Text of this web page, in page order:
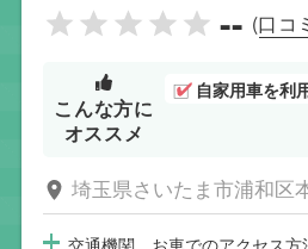
-- (口コ
こんな方に
オススメ
自家用車を利
埼玉県さいたま市浦和区